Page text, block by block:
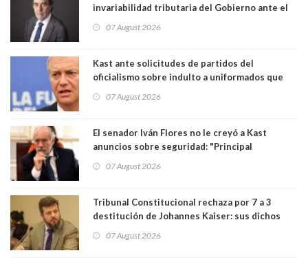
invariabilidad tributaria del Gobierno ante el
democracia” y "defendemos la alternancia en el
07 August 2026
Kast ante solicitudes de partidos del
oficialismo sobre indulto a uniformados que
07 August 2026
El senador Iván Flores no le creyó a Kast
anuncios sobre seguridad: "Principal
perseguir ruta del dinero y levantar secreto
07 August 2026
Tribunal Constitucional rechaza por 7 a 3
destitución de Johannes Kaiser: sus dichos
justicia constitucional porque no es diputado
07 August 2026